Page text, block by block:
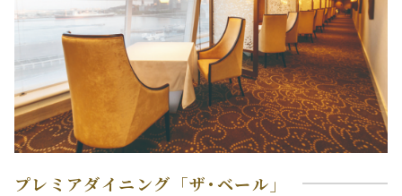
プレミアダイニング「ザ･ベール」